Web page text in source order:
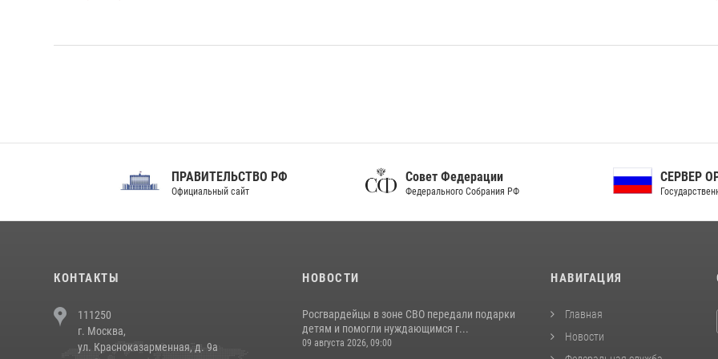
ПРАВИТЕЛЬСТВО РФ
Официальный сайт
Совет Федерации
Федерального Собрания РФ
СЕРВЕР ОРГАНОВ
Государственной власти РФ
КОНТАКТЫ
111250
г. Москва,
ул. Красноказарменная, д. 9а
НОВОСТИ
Росгвардейцы в зоне СВО передали подарки
детям и помогли нуждающимся г...
09 августа 2026, 09:00
НАВИГАЦИЯ
Главная
Новости